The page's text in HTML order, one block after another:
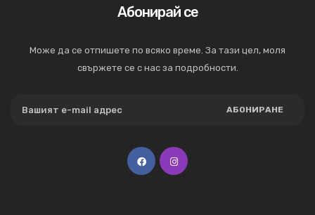
Абонирай се
Може да се отпишете по всяко време. За тази цел, моля
свържете се с нас за подробности.
АБОНИРАНЕ